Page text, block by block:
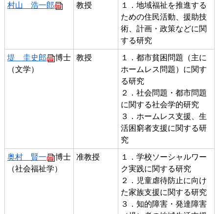
村山 浩一郎 教授
１．地域福祉を推進する
ための住民活動、援助技
術、計画・政策などに関
する研究
堤 圭史郎
博士
（文学）
教授
１．都市貧困問題（主に
ホームレス問題）に関す
る研究
２．社会問題・都市問題
に関する社会学的研究
３．ホームレス支援、生
活困窮者支援に関する研
究
奥村 賢一
博士
（社会福祉学）
准教授
１．学校ソーシャルワー
ク実践に関する研究
２．児童虐待防止に向け
た家族支援に関する研究
３．知的障害・発達障害